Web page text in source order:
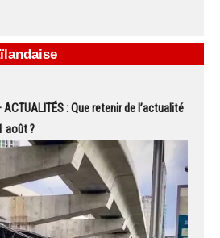
ACTUALITÉS : Que retenir de l’actualité
août ?